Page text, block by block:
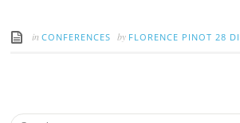
inCONFERENCES by FLORENCE PINOT 28